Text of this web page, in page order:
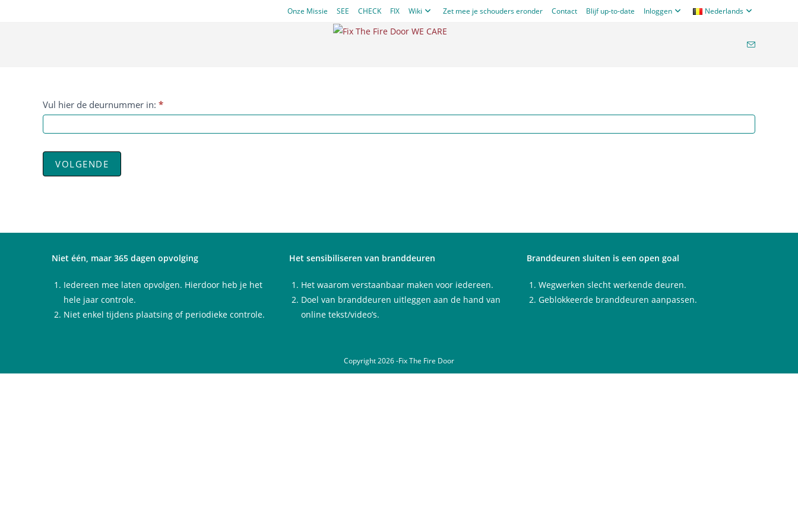
Onze Missie SEE CHECK FIX Wiki Zet mee je schouders eronder Contact Blijf up-to-date Inloggen Nederlands
deurnummer
Vul hier de deurnummer in: *
VOLGENDE
Niet één, maar 365 dagen opvolging
Iedereen mee laten opvolgen. Hierdoor heb je het
hele jaar controle.
Niet enkel tijdens plaatsing of periodieke controle.
Het sensibiliseren van branddeuren
Het waarom verstaanbaar maken voor iedereen.
Doel van branddeuren uitleggen aan de hand van
online tekst/video’s.
Branddeuren sluiten is een open goal
Wegwerken slecht werkende deuren.
Geblokkeerde branddeuren aanpassen.
Copyright 2026 -Fix The Fire Door